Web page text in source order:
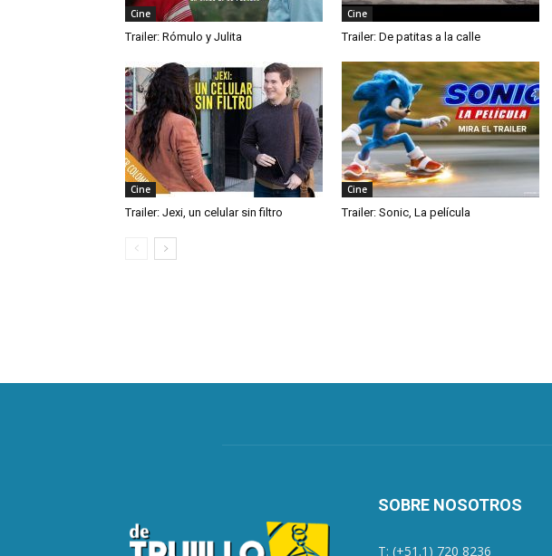
Cine
Trailer: Rómulo y Julita
Cine
Trailer: De patitas a la calle
Cine
Trailer: Jexi, un celular sin filtro
Cine
Trailer: Sonic, La película
SOBRE NOSOTROS
T: (+51.1) 720 8236